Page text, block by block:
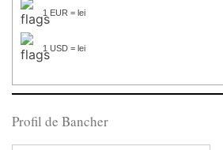
1 EUR = lei
1 USD = lei
Profil de Bancher